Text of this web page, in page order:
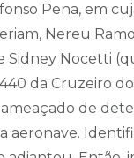
Pena, em
Nereu
Sidney Nocetti
da Cruzeiro
de
aeronave.